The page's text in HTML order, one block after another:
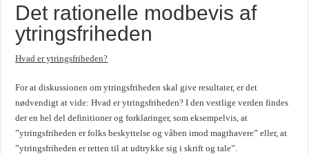
Det rationelle modbevis af
ytringsfriheden
Hvad er ytringsfriheden?
For at diskussionen om ytringsfriheden skal give resultater, er det
nødvendigt at vide: Hvad er ytringsfriheden? I den vestlige verden findes
der en hel del definitioner og forklaringer, som eksempelvis, at
”ytringsfriheden er folks beskyttelse og våben imod magthavere” eller, at
”ytringsfriheden er retten til at udtrykke sig i skrift og tale”.